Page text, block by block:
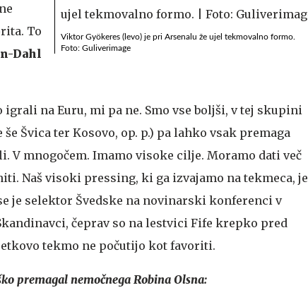
Viktor Gyökeres (levo) je pri Arsenalu že ujel tekmovalno formo.
Foto: Guliverimage
To
Dahl
na Euru, mi pa ne. Smo vse boljši, v tej skupini
Švica ter Kosovo, op. p.) pa lahko vsak premaga
V mnogočem. Imamo visoke cilje. Moramo dati več
Naš visoki pressing, ki ga izvajamo na tekmeca, je
je selektor Švedske na novinarski konferenci v
čeprav so na lestvici Fife krepko pred
tekmo ne počutijo kot favoriti.
premagal nemočnega Robina Olsna: